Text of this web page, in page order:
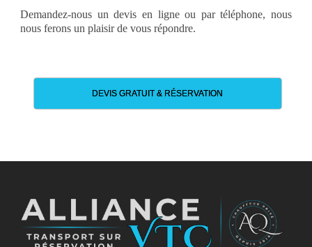
Demandez-nous un devis en ligne ou par téléphone, nous
nous ferons un plaisir de vous répondre.
DEVIS GRATUIT & RÉSERVATION